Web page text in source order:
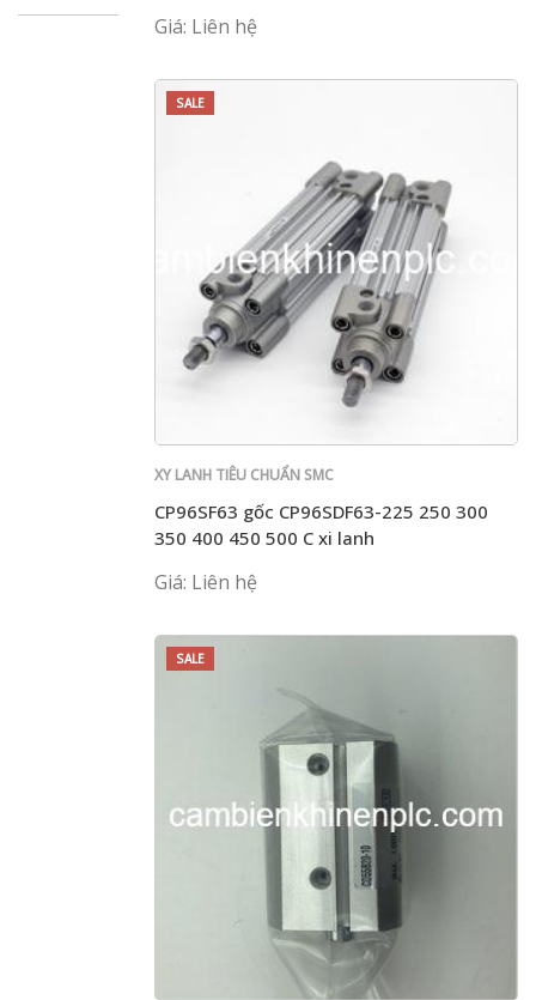
Giá: Liên hệ
SALE
XY LANH TIÊU CHUẨN SMC
CP96SF63 gốc CP96SDF63-225 250 300
350 400 450 500 C xi lanh
Giá: Liên hệ
SALE